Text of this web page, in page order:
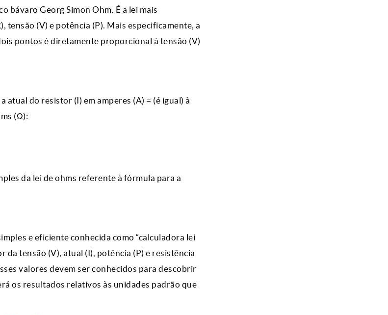
bávaro Georg Simon Ohm. É a lei mais
tensão (V) e potência (P). Mais especificamente, a
pontos é diretamente proporcional à tensão (V)
do resistor (I) em amperes (A) = (é igual) à
(Ω):
da lei de ohms referente à fórmula para a
e eficiente conhecida como “calculadora lei
da tensão (V), atual (I), potência (P) e resistência
valores devem ser conhecidos para descobrir
os resultados relativos às unidades padrão que